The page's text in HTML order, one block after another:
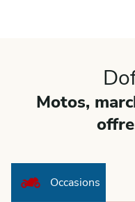
Motos,
Occasions